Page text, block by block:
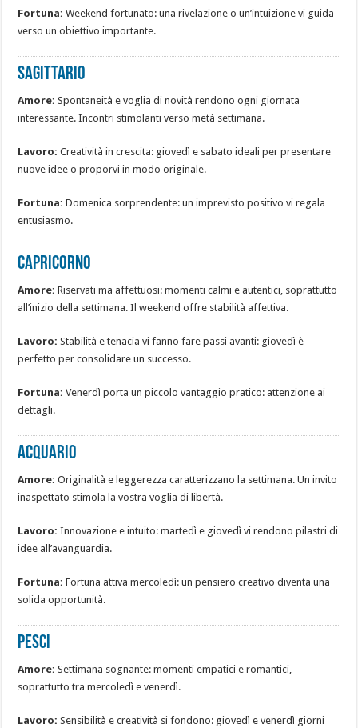
Fortuna: Weekend fortunato: una rivelazione o un’intuizione vi guida
verso un obiettivo importante.
SAGITTARIO
Amore: Spontaneità e voglia di novità rendono ogni giornata
interessante. Incontri stimolanti verso metà settimana.
Lavoro: Creatività in crescita: giovedì e sabato ideali per presentare
nuove idee o proporvi in modo originale.
Fortuna: Domenica sorprendente: un imprevisto positivo vi regala
entusiasmo.
CAPRICORNO
Amore: Riservati ma affettuosi: momenti calmi e autentici, soprattutto
all’inizio della settimana. Il weekend offre stabilità affettiva.
Lavoro: Stabilità e tenacia vi fanno fare passi avanti: giovedì è
perfetto per consolidare un successo.
Fortuna: Venerdì porta un piccolo vantaggio pratico: attenzione ai
dettagli.
ACQUARIO
Amore: Originalità e leggerezza caratterizzano la settimana. Un invito
inaspettato stimola la vostra voglia di libertà.
Lavoro: Innovazione e intuito: martedì e giovedì vi rendono pilastri di
idee all’avanguardia.
Fortuna: Fortuna attiva mercoledì: un pensiero creativo diventa una
solida opportunità.
PESCI
Amore: Settimana sognante: momenti empatici e romantici,
soprattutto tra mercoledì e venerdì.
Lavoro: Sensibilità e creatività si fondono: giovedì e venerdì giorni